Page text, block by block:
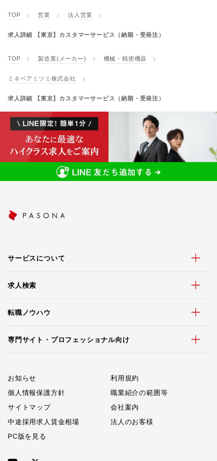
TOP 営業 法人営業
求人詳細 【東京】カスタマーサービス（納期・受発注）
TOP 製造業(メーカー) 機械・精密機器
ミネベアミツミ株式会社
求人詳細 【東京】カスタマーサービス（納期・受発注）
サービスについて
求人検索
転職ノウハウ
専門サイト・プロフェッショナル向け
お知らせ
利用規約
個人情報保護方針
職業紹介の範囲等
サイトマップ
会社案内
中途採用求人賃金相場
法人のお客様
PC版を見る